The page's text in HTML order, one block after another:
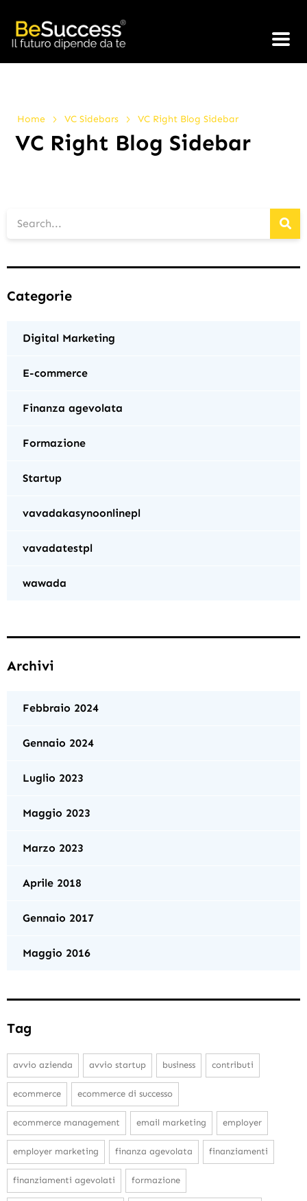
Home > VC Sidebars > VC Right Blog Sidebar
VC Right Blog Sidebar
Categorie
Digital Marketing
E-commerce
Finanza agevolata
Formazione
Startup
vavadakasynoonlinepl
vavadatestpl
wawada
Archivi
Febbraio 2024
Gennaio 2024
Luglio 2023
Maggio 2023
Marzo 2023
Aprile 2018
Gennaio 2017
Maggio 2016
Tag
avvio azienda avvio startup business contributi
ecommerce ecommerce di successo
ecommerce management email marketing employer
employer marketing finanza agevolata finanziamenti
finanziamenti agevolati formazione